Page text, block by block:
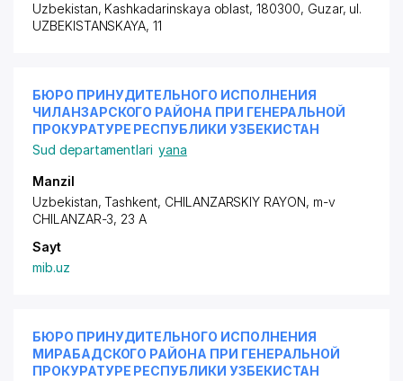
Uzbekistan, Kashkadarinskaya oblast, 180300, Guzar, ul.
UZBEKISTANSKAYA, 11
БЮРО ПРИНУДИТЕЛЬНОГО ИСПОЛНЕНИЯ
ЧИЛАНЗАРСКОГО РАЙОНА ПРИ ГЕНЕРАЛЬНОЙ
ПРОКУРАТУРЕ РЕСПУБЛИКИ УЗБЕКИСТАН
Sud departamentlari yana
Manzil
Uzbekistan, Tashkent, CHILANZARSKIY RAYON, m-v
CHILANZAR-3, 23 A
Sayt
mib.uz
БЮРО ПРИНУДИТЕЛЬНОГО ИСПОЛНЕНИЯ
МИРАБАДСКОГО РАЙОНА ПРИ ГЕНЕРАЛЬНОЙ
ПРОКУРАТУРЕ РЕСПУБЛИКИ УЗБЕКИСТАН